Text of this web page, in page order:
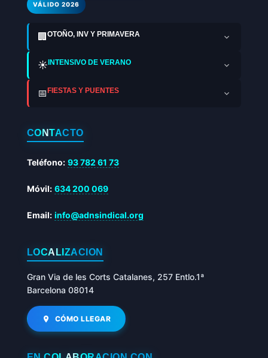
VÁLIDO 2026
🏢 OTOÑO, INV Y PRIMAVERA
☀️INTENSIVO DE VERANO
📅FIESTAS Y PUENTES
CONTACTO
Teléfono: 93 782 61 73
Móvil: 634 200 069
Email: info@adnsindical.org
LOCALIZACIÓN
Gran Via de les Corts Catalanes, 257 Entlo.1ª
Barcelona 08014
CÓMO LLEGAR